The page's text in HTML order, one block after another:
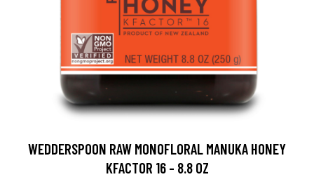
WEDDERSPOON RAW MONOFLORAL MANUKA HONEY
KFACTOR 16 - 8.8 OZ